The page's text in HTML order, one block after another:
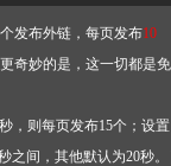
个发布外链，每页发布10
奇妙的是，这一切都是免
，则每页发布15个；设置
之间，其他默认为20秒